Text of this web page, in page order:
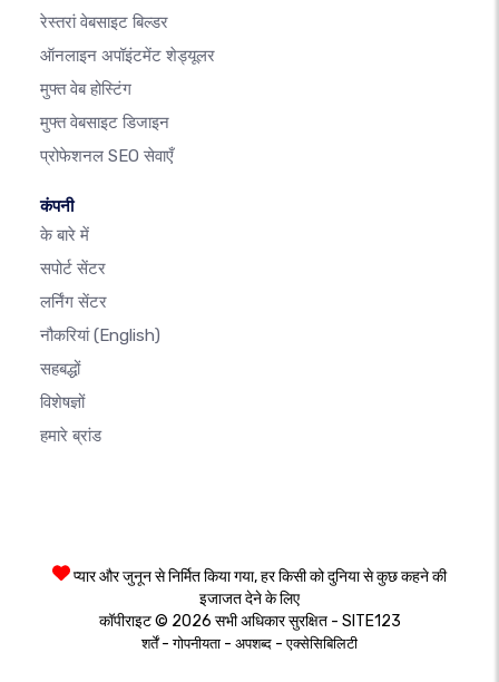
रेस्तरां वेबसाइट बिल्डर
ऑनलाइन अपॉइंटमेंट शेड्यूलर
मुफ्त वेब होस्टिंग
मुफ्त वेबसाइट डिजाइन
प्रोफेशनल SEO सेवाएँ
कंपनी
के बारे में
सपोर्ट सेंटर
लर्निंग सेंटर
नौकरियां(English)
सहबद्धों
विशेषज्ञों
हमारे ब्रांड
प्यार और जुनून से निर्मित किया गया, हर किसी को दुनिया से कुछ कहने की
इजाजत देने के लिए
कॉपीराइट © 2026 सभी अधिकार सुरक्षित - SITE123
शर्तें-गोपनीयता - अपशब्द -एक्सेसिबिलिटी